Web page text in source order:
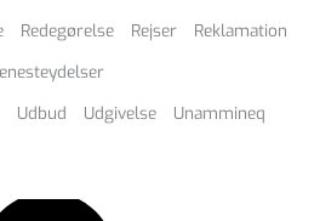
Redegørelse Rejser
Reklamation
Udbud Udgivelse
Unammineq